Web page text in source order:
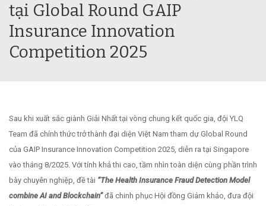
tại Global Round GAIP
Insurance Innovation
Competition 2025
Sau khi xuất sắc giành Giải Nhất tại vòng chung kết quốc gia, đội YLQ
Team đã chính thức trở thành đại diện Việt Nam tham dự Global Round
của GAIP Insurance Innovation Competition 2025, diễn ra tại Singapore
vào tháng 8/2025. Với tính khả thi cao, tầm nhìn toàn diện cùng phần trình
bày chuyên nghiệp, đề tài “The Health Insurance Fraud Detection Model
combine AI and Blockchain”đã chinh phục Hội đồng Giám khảo, đưa đội